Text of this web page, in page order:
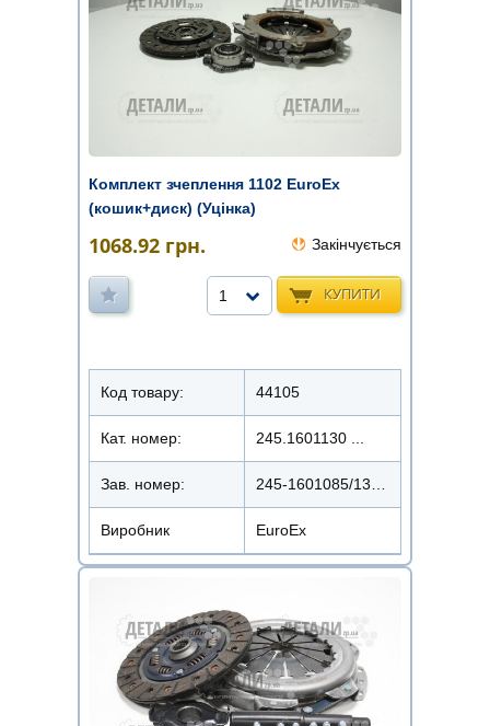
Комплект зчеплення 1102 EuroEx
(кошик+диск) (Уцінка)
1068.92 грн. Закінчується
КУПИТИ
1
Код товару: 44105
Кат. номер: 245.1601130 ...
Зав. номер:
Виробник EuroEx